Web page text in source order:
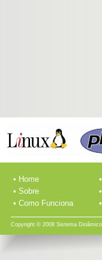
• Home
• Sobre
• Como Funciona
Copyright © 2008 Sistema